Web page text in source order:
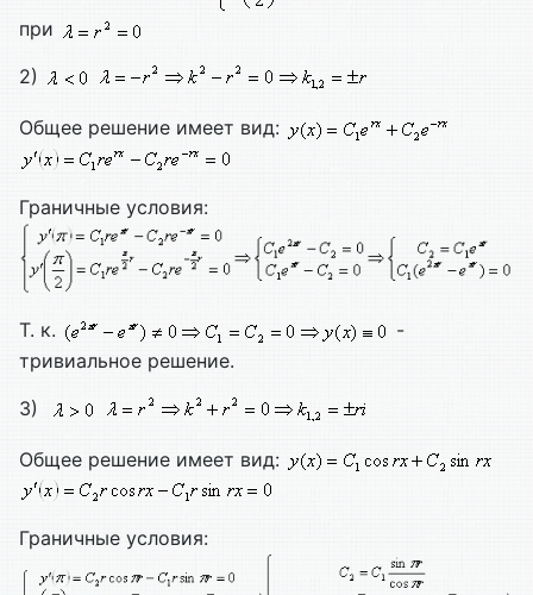
при
2)
Общее решение имеет вид:
Граничные условия:
Т. к.
-
тривиальное решение.
3)
Общее решение имеет вид:
Граничные условия: